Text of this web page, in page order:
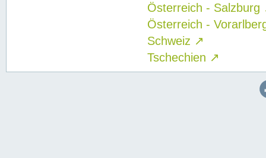
Österreich - Salzburg
Österreich -
Schweiz ↗
Tschechien ↗